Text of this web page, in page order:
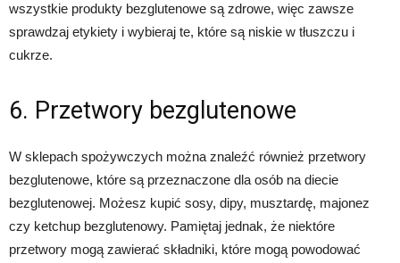
wszystkie produkty bezglutenowe są zdrowe, więc zawsze
sprawdzaj etykiety i wybieraj te, które są niskie w tłuszczu i
cukrze.
6. Przetwory bezglutenowe
W sklepach spożywczych można znaleźć również przetwory
bezglutenowe, które są przeznaczone dla osób na diecie
bezglutenowej. Możesz kupić sosy, dipy, musztardę, majonez
czy ketchup bezglutenowy. Pamiętaj jednak, że niektóre
przetwory mogą zawierać składniki, które mogą powodować